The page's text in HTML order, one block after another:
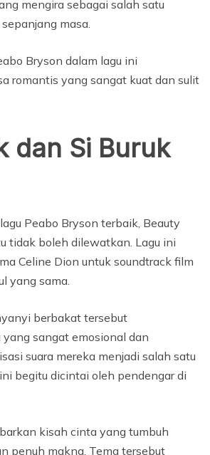
mengira sebagai salah satu
masa.
Bryson dalam lagu ini
romantis yang sangat kuat dan sulit
dan Si Buruk
Peabo Bryson terbaik, Beauty
tidak boleh dilewatkan. Lagu ini
Celine Dion untuk soundtrack film
yang sama.
berbakat tersebut
sangat emosional dan
suara mereka menjadi salah satu
begitu dicintai oleh pendengar di
kisah cinta yang tumbuh
penuh makna. Tema tersebut